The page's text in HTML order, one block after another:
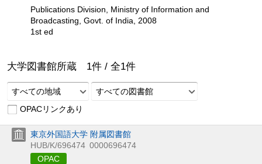
Publications Division, Ministry of Information and
Broadcasting, Govt. of India, 2008
1st ed
大学図書館所蔵 1件 / 全1件
すべての地域
すべての図書館
OPACリンクあり
東京外国語大学 附属図書館
HUB/K/696474 0000696474
OPAC